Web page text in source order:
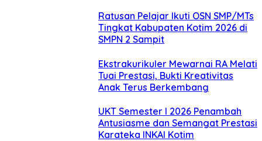
Ratusan Pelajar Ikuti OSN SMP/MTs
Tingkat Kabupaten Kotim 2026 di
SMPN 2 Sampit
Ekstrakurikuler Mewarnai RA Melati
Tuai Prestasi, Bukti Kreativitas
Anak Terus Berkembang
UKT Semester I 2026 Penambah
Antusiasme dan Semangat Prestasi
Karateka INKAI Kotim